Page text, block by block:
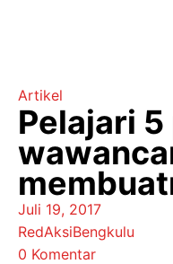
Artikel
Pelajari
Juli 19, 2017
RedAksiBengkulu
0 Komentar